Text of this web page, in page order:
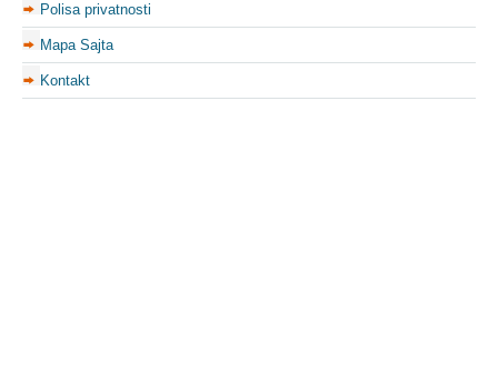
Polisa privatnosti
Mapa Sajta
Kontakt